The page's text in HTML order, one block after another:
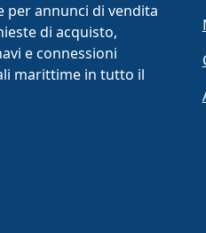
per annunci di vendita
di acquisto,
e connessioni
marittime in tutto il